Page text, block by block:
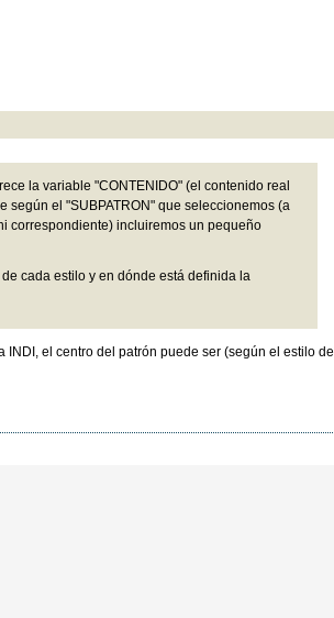
la variable "CONTENIDO" (el contenido real
según el "SUBPATRON" que seleccionemos (a
correspondiente) incluiremos un pequeño
cada estilo y en dónde está definida la
el centro del patrón puede ser (según el estilo del